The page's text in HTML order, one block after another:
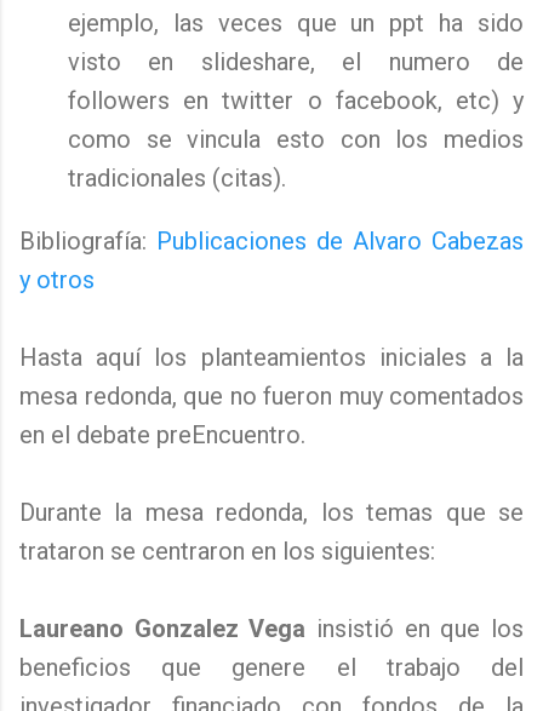
ejemplo, las veces que un ppt ha sido
visto en slideshare, el numero de
followers en twitter o facebook, etc) y
como se vincula esto con los medios
tradicionales (citas).
Bibliografía: Publicaciones de Alvaro Cabezas
y otros
Hasta aquí los planteamientos iniciales a la
mesa redonda, que no fueron muy comentados
en el debate preEncuentro.
Durante la mesa redonda, los temas que se
trataron se centraron en los siguientes:
Laureano Gonzalez Vega insistió en que los
beneficios que genere el trabajo del